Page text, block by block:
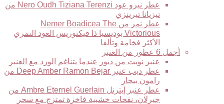
عطر نيرو عود Nero Oudh Tiziana Terenzi من
تيزيانا تيرينزي
عطر نمر من Nemer Boadicea The
Victorious بوديسيا ذا فيكتوريس العود النمري
الأكثر فخامة وتألقا
أجمل 6 عطور من العنبر
عنبر نويت من ديور عندما يتناغم الورد مع العنبر
عطر ديب عنبر Deep Amber Ramon Bejar من
رامون بيجار
عطر عنبر إيترنل Ambre Eternel Guerlain من
جيرلان، نفحات خشبية فاخرة تمتزج مع سحر